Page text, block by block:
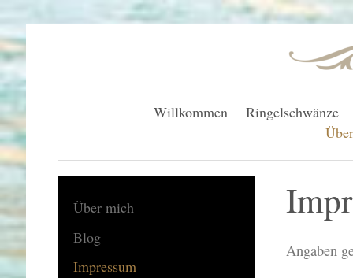
Willkommen
Ringelschwänze
Angaben
Über mich
Blog
Impressum